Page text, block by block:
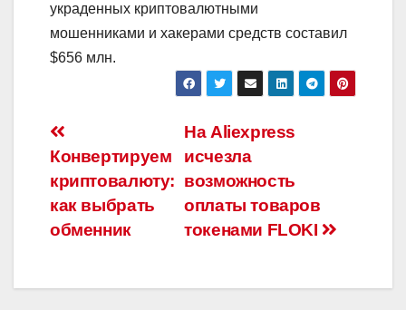
украденных криптовалютными
мошенниками и хакерами средств составил
$656 млн.
Навигация
по
записям
На Aliexpress
исчезла
возможность
оплаты товаров
токенами FLOKI
Конвертируем
криптовалюту:
как выбрать
обменник